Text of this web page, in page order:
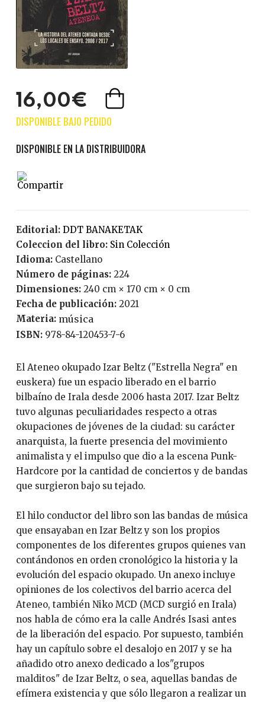
16,00€
Editorial:
DDT BANAKETAK
Coleccion del libro:
Sin Colección
Idioma:
Castellano
Número de páginas:
224
Dimensiones: 240 cm × 170 cm × 0 cm
Fecha de publicación:
2021
Materia: música
ISBN: 978-84-120453-7-6
El Ateneo okupado Izar Beltz ("Estrella Negra" en
euskera) fue un espacio liberado en el barrio
bilbaíno de Irala desde 2006 hasta 2017. Izar Beltz
tuvo algunas peculiaridades respecto a otras
okupaciones de jóvenes de la ciudad: su carácter
anarquista, la fuerte presencia del movimiento
animalista y el impulso que dio a la escena Punk-
Hardcore por la cantidad de conciertos y de bandas
que surgieron bajo su tejado.
El hilo conductor del libro son las bandas de música
que ensayaban en Izar Beltz y son los propios
componentes de los diferentes grupos quienes van
contándonos en orden cronológico la historia y la
evolución del espacio okupado. Un anexo incluye
opiniones de los colectivos del barrio acerca del
Ateneo, también Niko MCD (MCD surgió en Irala)
nos habla de cómo era la calle Andrés Isasi antes
de la liberación del espacio. Por supuesto, también
hay un capítulo sobre el desalojo en 2017 y se ha
añadido otro anexo dedicado a los"grupos
malditos" de Izar Beltz, o sea, aquellas bandas de
efímera existencia y que sólo llegaron a realizar un